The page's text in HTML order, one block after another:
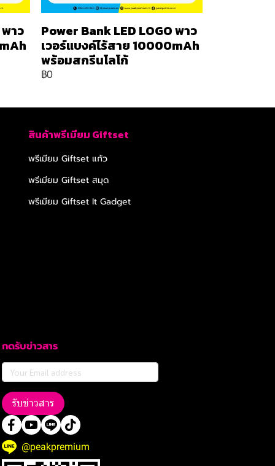
พาว
Power Bank LED LOGO พาว
เวอร์แบงค์ไร้สาย 10000mAh
พร้อมสกรีนโลโก้
฿0
สินค้าพรีเมียม Giftset
พรีเมียม Giftset แก้ว
พรีเมียม Giftset สมุด
พรีเมียม Giftset It Gadget
กดรับข่าวสาร
รับข่าวสาร
@peakpremium